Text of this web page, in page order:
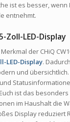
ist es besser, wenn
entnehmt.
Zoll-LED-Display
der CHiQ
LED-Display.
und
ist das
im Haushalt die
Display reduziert